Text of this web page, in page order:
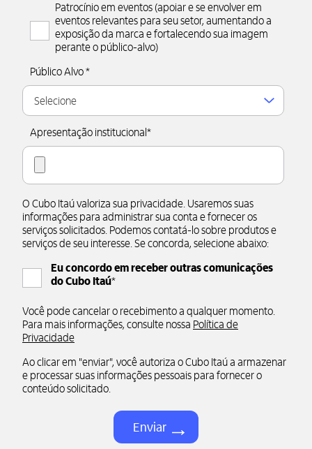
Patrocínio em eventos (apoiar e se envolver em
eventos relevantes para seu setor, aumentando a
exposição da marca e fortalecendo sua imagem
perante o público-alvo)
Público Alvo*
Apresentação institucional *
O Cubo Itaú valoriza sua privacidade. Usaremos suas
informações para administrar sua conta e fornecer os
serviços solicitados. Podemos contatá-lo sobre produtos e
serviços de seu interesse. Se concorda, selecione abaixo:
Eu concordo em receber outras comunicações
do Cubo Itaú*
Você pode cancelar o recebimento a qualquer momento.
Para mais informações, consulte nossa Política de
Privacidade
Ao clicar em "enviar", você autoriza o Cubo Itaú a armazenar
e processar suas informações pessoais para fornecer o
conteúdo solicitado.